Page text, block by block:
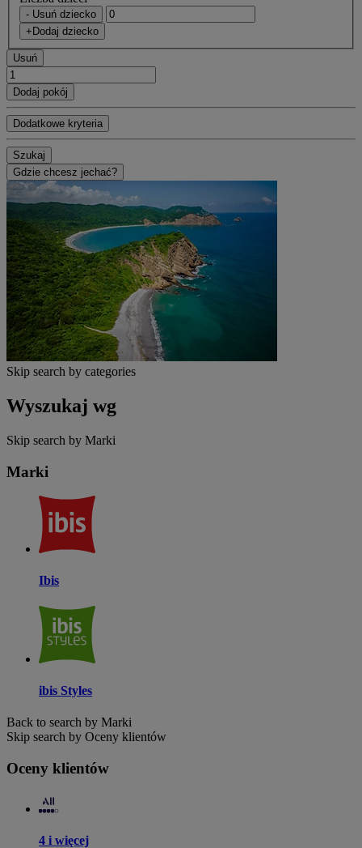
- Usuń dziecko
+Dodaj dziecko
Usuń
Dodaj pokój
Dodatkowe kryteria
Szukaj
Gdzie chcesz jechać?
Skip search by categories
Wyszukaj wg
Skip search by Marki
Marki
Ibis
ibis Styles
Back to search by Marki
Skip search by Oceny klientów
Oceny klientów
4 i więcej